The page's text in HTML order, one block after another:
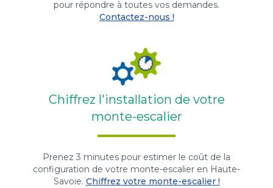
pour répondre à toutes vos demandes.
Contactez-nous !
Chiffrez l'installation de votre
monte-escalier
Prenez 3 minutes pour estimer le coût de la
configuration de votre monte-escalier en Haute-
Savoie. Chiffrez votre monte-escalier !